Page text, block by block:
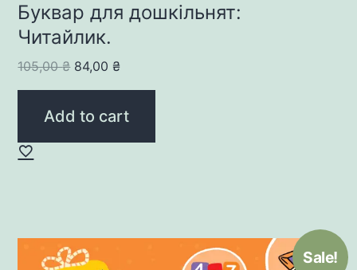
Буквар для дошкільнят:
Читайлик.
105,00₴ Original
price
was:
84,00₴Current
price
is:
Add to cart
Sale!